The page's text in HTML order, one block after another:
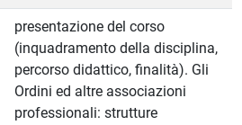
presentazione del corso
(inquadramento della disciplina,
percorso didattico, finalità). Gli
Ordini ed altre associazioni
professionali: strutture